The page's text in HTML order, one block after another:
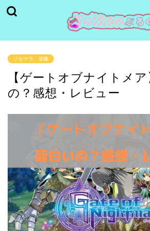
リセマラ、攻略
【ゲートオブナイトメ
の？感想・レビュー